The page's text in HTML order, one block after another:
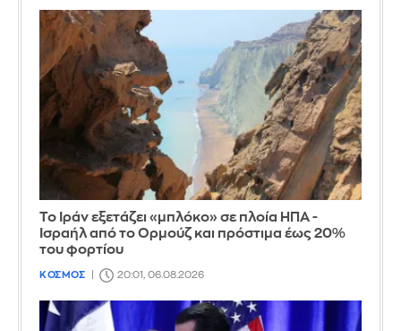
Το Ιράν εξετάζει «μπλόκο» σε πλοία ΗΠΑ -
Ισραήλ από το Ορμούζ και πρόστιμα έως 20%
του φορτίου
ΚΟΣΜΟΣ 20:01, 06.08.2026